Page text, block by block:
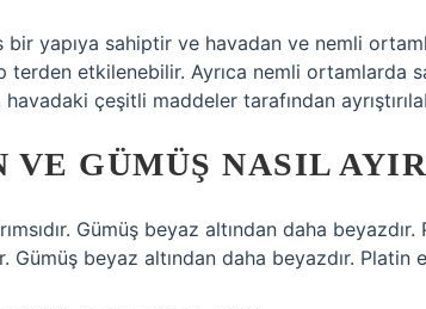
bir yapıya sahiptir ve havadan ve nemli
terden etkilenebilir. Ayrıca nemli ortamlarda
havadaki çeşitli maddeler tarafından
VE GÜMÜŞ NASIL
Gümüş beyaz altından daha
Gümüş beyaz altından daha beyazdır. Platin